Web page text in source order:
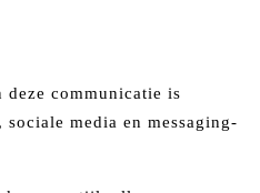
communicatie is
media en messaging-